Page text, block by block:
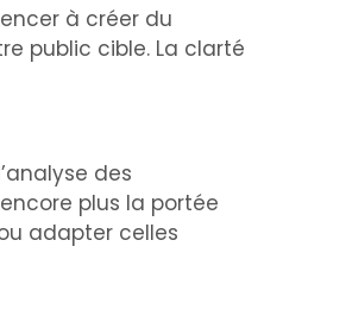
à créer du
public cible. La clarté
des
plus la portée
adapter celles